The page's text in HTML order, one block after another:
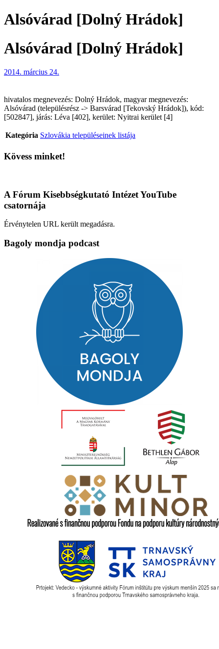
Alsóvárad [Dolný Hrádok]
Alsóvárad [Dolný Hrádok]
2014. március 24.
hivatalos megnevezés: Dolný Hrádok, magyar megnevezés:
Alsóvárad (településrész -> Barsvárad [Tekovský Hrádok]), kód:
[502847], járás: Léva [402], kerület: Nyitrai kerület [4]
Kategória Szlovákia településeinek listája
Kövess minket!
A Fórum Kisebbségkutató Intézet YouTube
csatornája
Érvénytelen URL került megadásra.
Bagoly mondja podcast